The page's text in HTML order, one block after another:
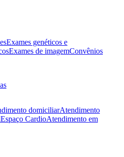
Exames genéticos e
Exames de imagemConvênios
domiciliarAtendimento
Espaço CardioAtendimento em